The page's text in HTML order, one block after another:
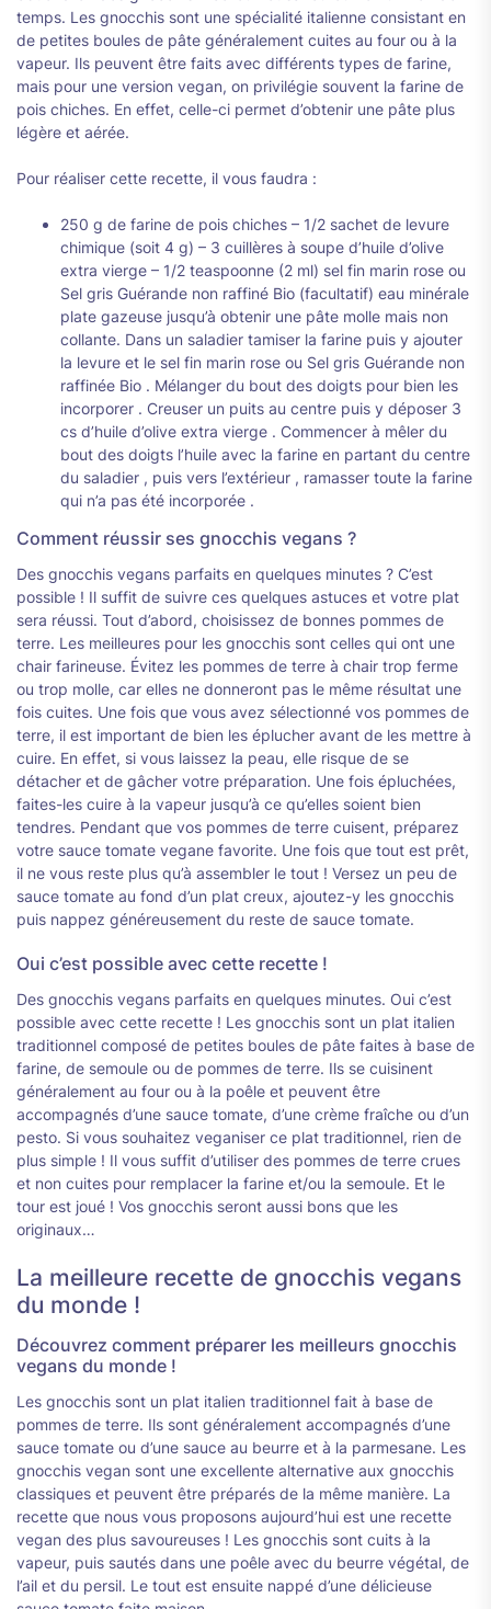
temps. Les gnocchis sont une spécialité italienne consistant en
de petites boules de pâte généralement cuites au four ou à la
vapeur. Ils peuvent être faits avec différents types de farine,
mais pour une version vegan, on privilégie souvent la farine de
pois chiches. En effet, celle-ci permet d’obtenir une pâte plus
légère et aérée.
Pour réaliser cette recette, il vous faudra :
250 g de farine de pois chiches – 1/2 sachet de levure
chimique (soit 4 g) – 3 cuillères à soupe d’huile d’olive
extra vierge – 1/2 teaspoonne (2 ml) sel fin marin rose ou
Sel gris Guérande non raffiné Bio (facultatif) eau minérale
plate gazeuse jusqu’à obtenir une pâte molle mais non
collante. Dans un saladier tamiser la farine puis y ajouter
la levure et le sel fin marin rose ou Sel gris Guérande non
raffinée Bio . Mélanger du bout des doigts pour bien les
incorporer . Creuser un puits au centre puis y déposer 3
cs d’huile d’olive extra vierge . Commencer à mêler du
bout des doigts l’huile avec la farine en partant du centre
du saladier , puis vers l’extérieur , ramasser toute la farine
qui n’a pas été incorporée .
Comment réussir ses gnocchis vegans ?
Des gnocchis vegans parfaits en quelques minutes ? C’est
possible ! Il suffit de suivre ces quelques astuces et votre plat
sera réussi. Tout d’abord, choisissez de bonnes pommes de
terre. Les meilleures pour les gnocchis sont celles qui ont une
chair farineuse. Évitez les pommes de terre à chair trop ferme
ou trop molle, car elles ne donneront pas le même résultat une
fois cuites. Une fois que vous avez sélectionné vos pommes de
terre, il est important de bien les éplucher avant de les mettre à
cuire. En effet, si vous laissez la peau, elle risque de se
détacher et de gâcher votre préparation. Une fois épluchées,
faites-les cuire à la vapeur jusqu’à ce qu’elles soient bien
tendres. Pendant que vos pommes de terre cuisent, préparez
votre sauce tomate vegane favorite. Une fois que tout est prêt,
il ne vous reste plus qu’à assembler le tout ! Versez un peu de
sauce tomate au fond d’un plat creux, ajoutez-y les gnocchis
puis nappez généreusement du reste de sauce tomate.
Oui c’est possible avec cette recette !
Des gnocchis vegans parfaits en quelques minutes. Oui c’est
possible avec cette recette ! Les gnocchis sont un plat italien
traditionnel composé de petites boules de pâte faites à base de
farine, de semoule ou de pommes de terre. Ils se cuisinent
généralement au four ou à la poêle et peuvent être
accompagnés d’une sauce tomate, d’une crème fraîche ou d’un
pesto. Si vous souhaitez veganiser ce plat traditionnel, rien de
plus simple ! Il vous suffit d’utiliser des pommes de terre crues
et non cuites pour remplacer la farine et/ou la semoule. Et le
tour est joué ! Vos gnocchis seront aussi bons que les
originaux…
La meilleure recette de gnocchis vegans
du monde !
Découvrez comment préparer les meilleurs gnocchis
vegans du monde !
Les gnocchis sont un plat italien traditionnel fait à base de
pommes de terre. Ils sont généralement accompagnés d’une
sauce tomate ou d’une sauce au beurre et à la parmesane. Les
gnocchis vegan sont une excellente alternative aux gnocchis
classiques et peuvent être préparés de la même manière. La
recette que nous vous proposons aujourd’hui est une recette
vegan des plus savoureuses ! Les gnocchis sont cuits à la
vapeur, puis sautés dans une poêle avec du beurre végétal, de
l’ail et du persil. Le tout est ensuite nappé d’une délicieuse